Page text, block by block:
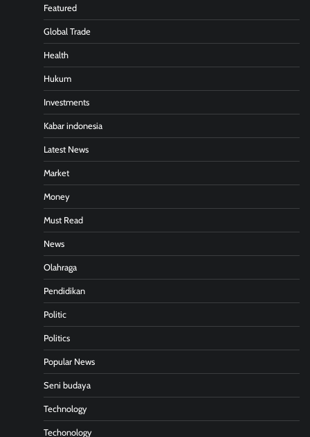
Featured
Global Trade
Health
Hukum
Investments
Kabar indonesia
Latest News
Market
Money
Must Read
News
Olahraga
Pendidikan
Politic
Politics
Popular News
Seni budaya
Technology
Techonology